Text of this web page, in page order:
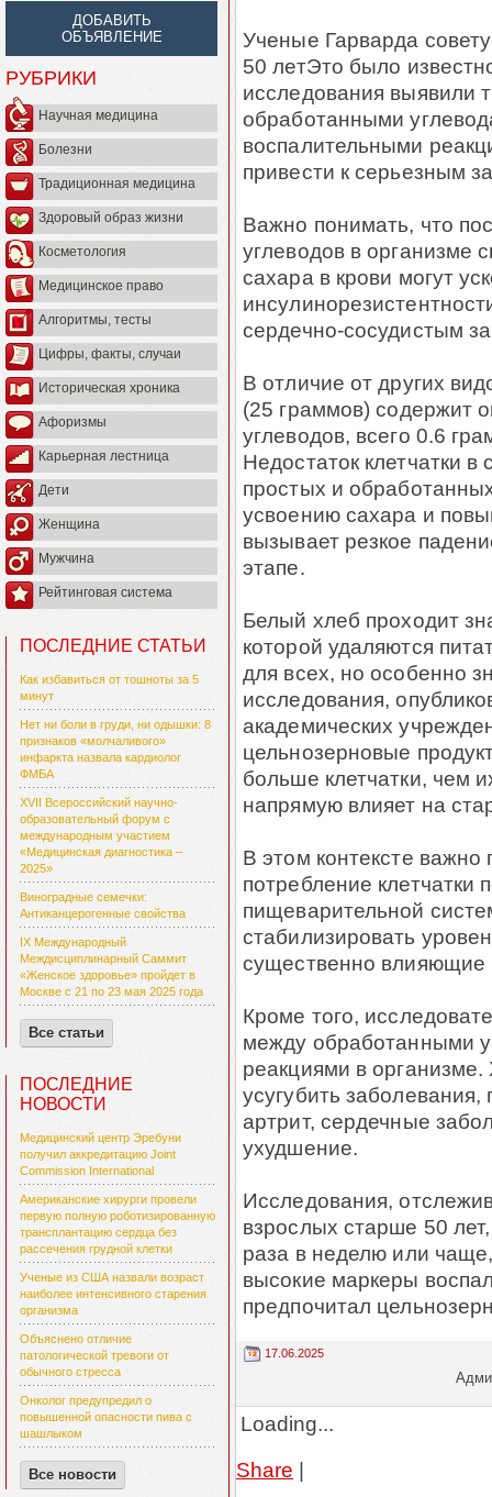
ДОБАВИТЬ
ОБЪЯВЛЕНИЕ
РУБРИКИ
Научная медицина
Болезни
Традиционная медицина
Здоровый образ жизни
Косметология
Медицинское право
Алгоритмы, тесты
Цифры, факты, случаи
Историческая хроника
Афоризмы
Карьерная лестница
Дети
Женщина
Мужчина
Рейтинговая система
ПОСЛЕДНИЕ СТАТЬИ
Как избавиться от тошноты за 5
минут
Нет ни боли в груди, ни одышки: 8
признаков «молчаливого»
инфаркта назвала кардиолог
ФМБА
XVII Всероссийский научно-
образовательный форум с
международным участием
«Медицинская диагностика –
2025»
Виноградные семечки:
Антиканцерогенные свойства
IX Международный
Междисциплинарный Саммит
«Женское здоровье» пройдет в
Москве с 21 по 23 мая 2025 года
Все статьи
ПОСЛЕДНИЕ
НОВОСТИ
Медицинский центр Эребуни
получил аккредитацию Joint
Commission International
Американские хирурги провели
первую полную роботизированную
трансплантацию сердца без
рассечения грудной клетки
Ученые из США назвали возраст
наиболее интенсивного старения
организма
Объяснено отличие
патологической тревоги от
обычного стресса
Онколог предупредил о
повышенной опасности пива с
шашлыком
Все новости
Ученые Гарварда
50 летЭто было
исследования выявили
обработанными
воспалительными
привести к серьезным
Важно понимать, что
углеводов в организме
сахара в крови могут
сердечно-сосудистым
В отличие от других
(25 граммов) содержит
углеводов, всего 0.6
Недостаток клетчатки
простых и
усвоению сахара и
вызывает резкое
этапе.
Белый хлеб проходит
которой удаляются
для всех, но особенно
исследования,
академических
цельнозерновые
больше клетчатки, чем
напрямую влияет на
В этом контексте важно
потребление клетчатки
пищеварительной
стабилизировать
существенно влияющие
Кроме того,
между обработанными
реакциями в
усугубить
артрит, сердечные
ухудшение.
Исследования,
взрослых старше 50
раза в неделю или
высокие маркеры
предпочитал
17.06.2025
Loading...
Share |